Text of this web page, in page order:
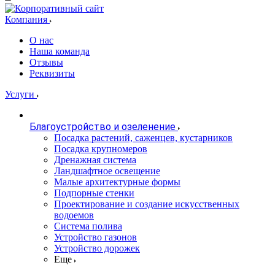
Компания
О нас
Наша команда
Отзывы
Реквизиты
Услуги
Благоустройство и озеленение
Посадка растений, саженцев, кустарников
Посадка крупномеров
Дренажная система
Ландшафтное освещение
Малые архитектурные формы
Подпорные стенки
Проектирование и создание искусственных
водоемов
Система полива
Устройство газонов
Устройство дорожек
Еще